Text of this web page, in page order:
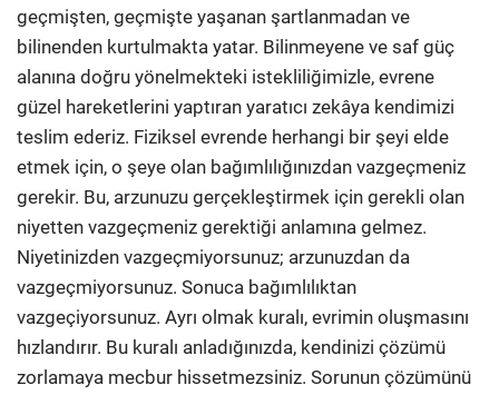
geçmişten, geçmişte yaşanan şartlanmadan ve
bilinenden kurtulmakta yatar. Bilinmeyene ve saf güç
alanına doğru yönelmekteki istekliliğimizle, evrene
güzel hareketlerini yaptıran yaratıcı zekâya kendimizi
teslim ederiz. Fiziksel evrende herhangi bir şeyi elde
etmek için, o şeye olan bağımlılığınızdan vazgeçmeniz
gerekir. Bu, arzunuzu gerçekleştirmek için gerekli olan
niyetten vazgeçmeniz gerektiği anlamına gelmez.
Niyetinizden vazgeçmiyorsunuz; arzunuzdan da
vazgeçmiyorsunuz. Sonuca bağımlılıktan
vazgeçiyorsunuz. Ayrı olmak kuralı, evrimin oluşmasını
hızlandırır. Bu kuralı anladığınızda, kendinizi çözümü
zorlamaya mecbur hissetmezsiniz. Sorunun çözümünü